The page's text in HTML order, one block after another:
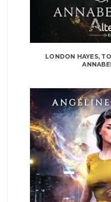
LONDON HAYES,